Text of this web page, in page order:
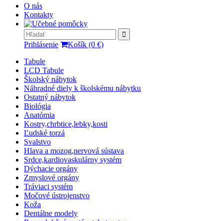
O nás
Kontakty
Prihlásenie
Košík (0 €)
Tabule
LCD Tabule
Školský nábytok
Náhradné diely k školskému nábytku
Ostatný nábytok
Biológia
Anatómia
Kostry,chrbtice,lebky,kosti
Ľudské torzá
Svalstvo
Hlava a mozog,nervová sústava
Srdce,kardiovaskulárny systém
Dýchacie orgány
Zmyslové orgány
Tráviaci systém
Močové ústrojenstvo
Koža
Dentálne modely